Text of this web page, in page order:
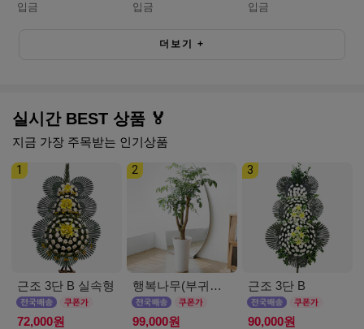
입금
입금
입금
더보기 +
실시간 BEST 상품 🏅
지금 가장 주목받는 인기상품
근조 3단 B 실속형
72,000원
1
행복나무(부귀수) D
99,000원
2
근조 3단 B
90,000원
3